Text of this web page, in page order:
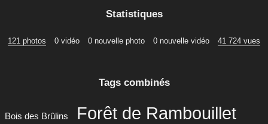
Statistiques
121 photos 0 vidéo 0 nouvelle photo 0 nouvelle vidéo 41 724 vues
Tags combinés
Bois des Brûlins Forêt de Rambouillet